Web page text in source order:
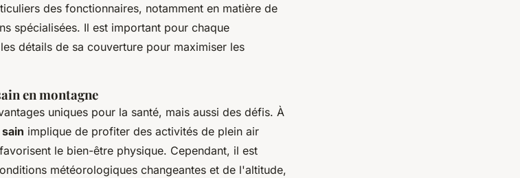
des fonctionnaires, notamment en matière de
spécialisées. Il est important pour chaque
détails de sa couverture pour maximiser les
en montagne
uniques pour la santé, mais aussi des défis. À
implique de profiter des activités de plein air
le bien-être physique. Cependant, il est
météorologiques changeantes et de l'altitude,